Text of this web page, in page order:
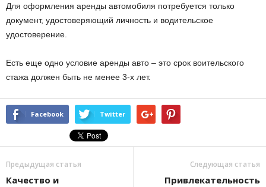
Для оформления аренды автомобиля потребуется только
документ, удостоверяющий личность и водительское
удостоверение.
Есть еще одно условие аренды авто – это срок воительского
стажа должен быть не менее 3-х лет.
Facebook Twitter
Предыдущая статья
Качество и
Следующая статья
Привлекательность